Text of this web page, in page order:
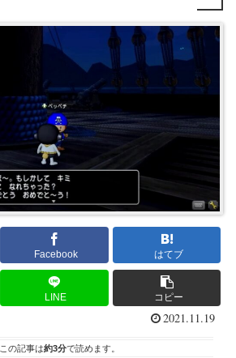
Facebook はてブ
LINE コピー
2021.11.19
この記事は約3分で読めます。